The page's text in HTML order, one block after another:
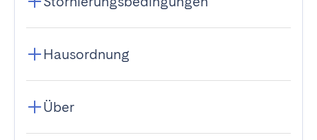
Hausordnung
Über